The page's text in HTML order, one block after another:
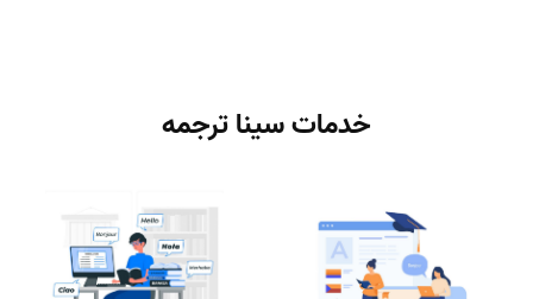
خدمات سینا ترجمه